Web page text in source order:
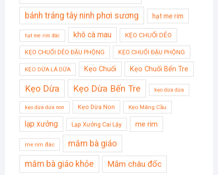
bánh tráng tây ninh phơi sương hạt me rim
hạt me rim đác khô cà mau KẸO CHUỐI DẺO
KẸO CHUỐI DẺO ĐẬU PHỘNG KẸO CHUỐI ĐẬU PHỘNG
KẸO DỪA LÁ DỨA Kẹo Chuối Kẹo Chuối Bến Tre
Kẹo Dừa Kẹo Dừa Bến Tre kẹo dừa dứa
kẹo dừa dứa non Kẹo Dừa Non Kẹo Mãng Cầu
lạp xưởng Lạp Xưởng Cai Lậy me rim
me rim đác mắm bà giáo
mắm bà giáo khỏe Mắm châu đốc